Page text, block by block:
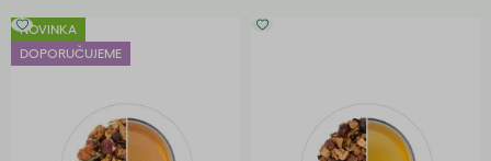
NOVINKA
DOPORUČUJEME